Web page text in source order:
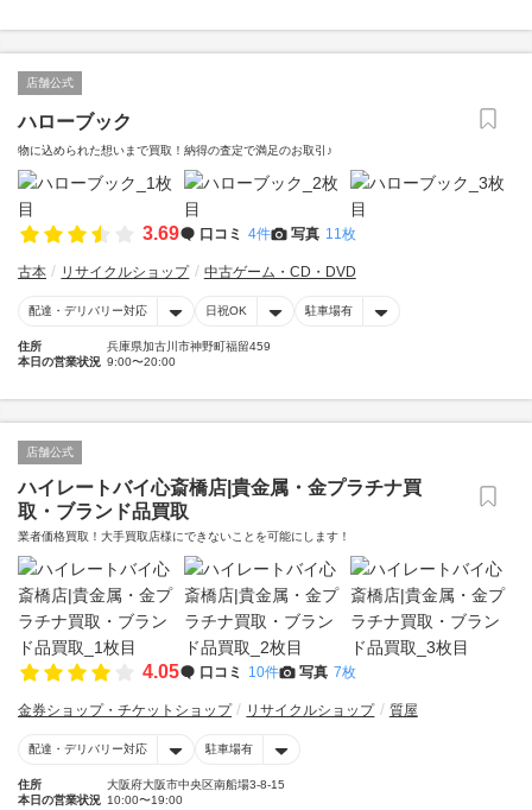
店舗公式
ハローブック
物に込められた想いまで買取！納得の査定で満足のお取引♪
3.69 口コミ 4件 写真 11枚
古本 リサイクルショップ 中古ゲーム・CD・DVD
配達・デリバリー対応 日祝OK 駐車場有
住所
兵庫県加古川市神野町福留459
本日の営業状況 9:00〜20:00
店舗公式
ハイレートバイ心斎橋店|貴金属・金プラチナ買
取・ブランド品買取
業者価格買取！大手買取店様にできないことを可能にします！
4.05 口コミ 10件 写真 7枚
金券ショップ・チケットショップ リサイクルショップ 質屋
配達・デリバリー対応 駐車場有
住所
大阪府大阪市中央区南船場3-8-15
本日の営業状況 10:00〜19:00